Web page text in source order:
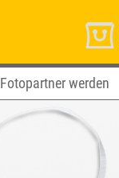
Fotopartner werden